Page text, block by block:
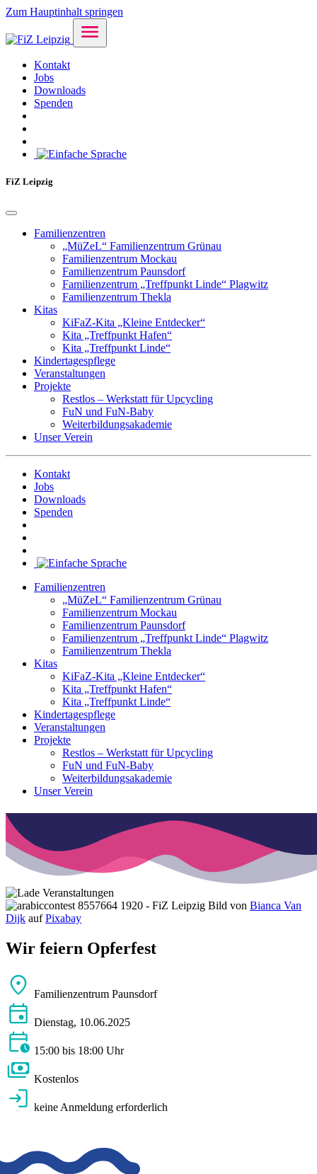
Zum Hauptinhalt springen
Kontakt
Jobs
Downloads
Spenden
FiZ Leipzig
Familienzentren
„MüZeL“ Familienzentrum Grünau
Familienzentrum Mockau
Familienzentrum Paunsdorf
Familienzentrum „Treffpunkt Linde“ Plagwitz
Familienzentrum Thekla
Kitas
KiFaZ-Kita „Kleine Entdecker“
Kita „Treffpunkt Hafen“
Kita „Treffpunkt Linde“
Kindertagespflege
Veranstaltungen
Projekte
Restlos – Werkstatt für Upcycling
FuN und FuN-Baby
Weiterbildungsakademie
Unser Verein
Kontakt
Jobs
Downloads
Spenden
Familienzentren
„MüZeL“ Familienzentrum Grünau
Familienzentrum Mockau
Familienzentrum Paunsdorf
Familienzentrum „Treffpunkt Linde“ Plagwitz
Familienzentrum Thekla
Kitas
KiFaZ-Kita „Kleine Entdecker“
Kita „Treffpunkt Hafen“
Kita „Treffpunkt Linde“
Kindertagespflege
Veranstaltungen
Projekte
Restlos – Werkstatt für Upcycling
FuN und FuN-Baby
Weiterbildungsakademie
Unser Verein
Bild von Bianca Van
Dijk aufPixabay
Wir feiern Opferfest
Familienzentrum Paunsdorf
Dienstag, 10.06.2025
15:00 bis 18:00 Uhr
Kostenlos
keine Anmeldung erforderlich